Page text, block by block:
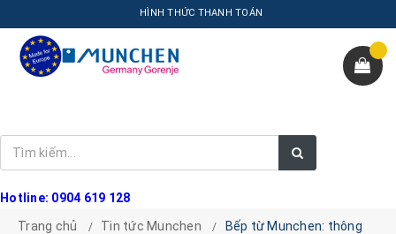
HÌNH THỨC THANH TOÁN
Hotline: 0904 619 128
Trang chủ
Tin tức Munchen
Bếp từ Munchen: thông